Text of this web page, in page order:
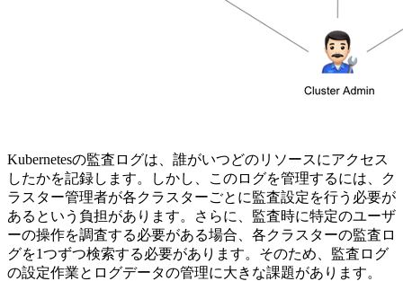
Kubernetesの監査ログは、誰がいつどのリソースにアクセス
したかを記録します。しかし、このログを管理するには、ク
ラスター管理者が各クラスターごとに監査設定を行う必要が
あるという負担があります。さらに、監査時に特定のユーザ
ーの操作を調査する必要がある場合、各クラスターの監査ロ
グを1つずつ検索する必要があります。そのため、監査ログ
の設定作業とログデータの管理に大きな課題があります。